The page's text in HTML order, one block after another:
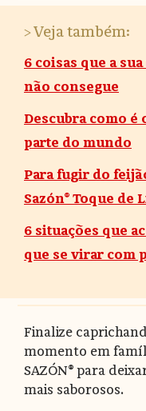
> Veja também:
6 coisas que a
não consegue
Descubra como é
parte do mundo
Para fugir do
Sazón® Toque de
6 situações que
que se virar com
Finalize
momento em
SAZÓN® para
mais saborosos.